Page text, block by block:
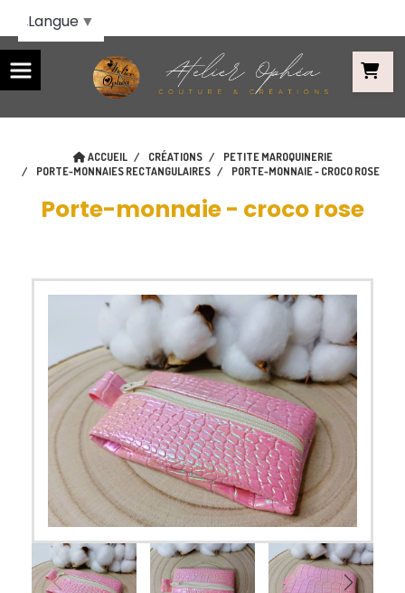
ACCUEIL CRÉATIONS
PETITE MAROQUINERIE
PORTE-MONNAIES RECTANGULAIRES
PORTE-MONNAIE - CROCO ROSE
Porte-monnaie - croco rose
Langue ▼